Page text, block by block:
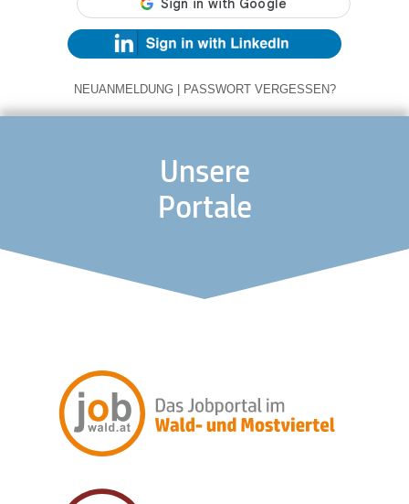
NEUANMELDUNG | PASSWORT VERGESSEN?
Unsere
Portale